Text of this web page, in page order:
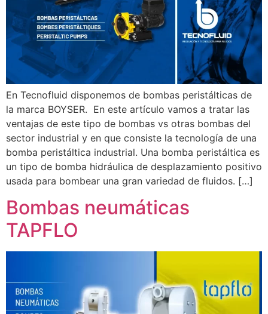
En Tecnofluid disponemos de bombas peristálticas de
la marca BOYSER. En este artículo vamos a tratar las
ventajas de este tipo de bombas vs otras bombas del
sector industrial y en que consiste la tecnología de una
bomba peristáltica industrial. Una bomba peristáltica es
un tipo de bomba hidráulica de desplazamiento positivo
usada para bombear una gran variedad de fluidos. […]
Bombas neumáticas
TAPFLO